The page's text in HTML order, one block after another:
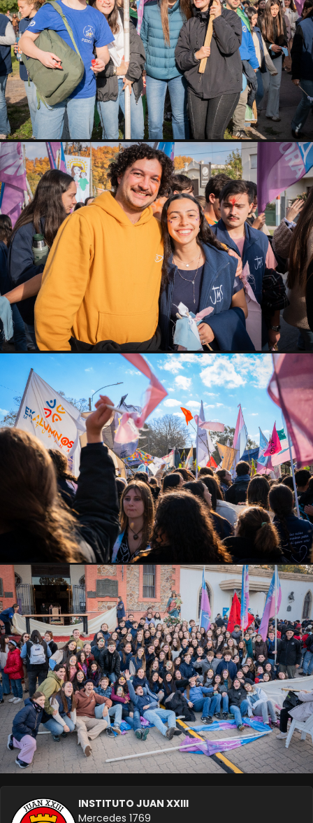
INSTITUTO JUAN XXIII
Mercedes 1769